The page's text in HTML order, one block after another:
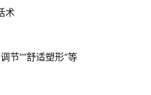
术
节”“舒适塑形”等